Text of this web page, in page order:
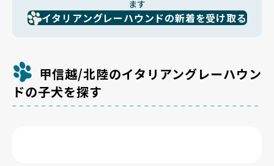
ます
イタリアングレーハウンドの新着を受け取る
甲信越/北陸のイタリアングレーハウン
ドの子犬を探す